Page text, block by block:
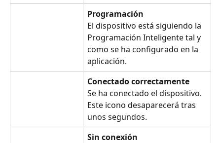
Programación
El dispositivo está siguiendo la
Programación Inteligente tal y
como se ha configurado en la
aplicación.
Conectado correctamente
Se ha conectado el dispositivo.
Este icono desaparecerá tras
unos segundos.
Sin conexión